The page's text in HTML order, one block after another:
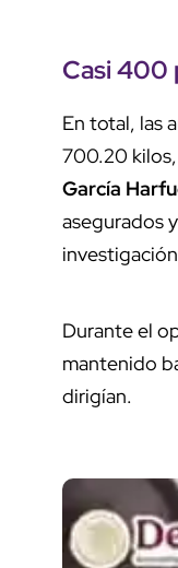
Casi 400
En total, las
700.20
García
asegurados
Durante el
mantenido
dirigían.